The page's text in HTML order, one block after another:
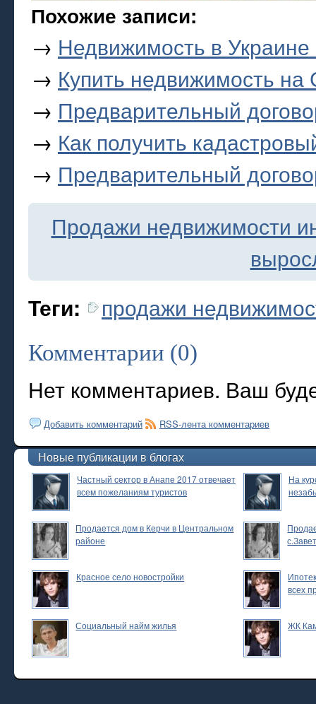
Похожие записи:
→ Недвижимость в
→ Купить недвижимость
→ Предварительный
→ Как получить
→ Предварительный
Продажи недвижимости
Теги: продажи
Комментарии (0)
Нет комментариев. Ваш
Добавить комментарий RSS-лента комментариев
Новые публикации в блогах
Частный сектор в Анапе 2017 отвечает
всем пожеланиям туристов
На
Продается дом в Керчи в Центральном
районе
Красное село новостройки
всех
Социальный найм жилья ЖК